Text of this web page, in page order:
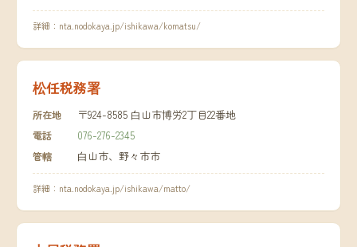
詳細： nta.nodokaya.jp/ishikawa/komatsu/
松任税務署
所在地 〒924-8585 白山市博労2丁目22番地
電話 076-276-2345
管轄 白山市、野々市市
詳細： nta.nodokaya.jp/ishikawa/matto/